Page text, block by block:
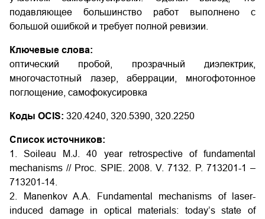
подавляющее большинство работ выполнено с
большой ошибкой и требует полной ревизии.
Ключевые слова:
оптический пробой, прозрачный диэлектрик,
многочастотный лазер, аберрации, многофотонное
поглощение, самофокусировка
Коды OCIS: 320.4240, 320.5390, 320.2250
Список источников:
1. Soileau M.J. 40 year retrospective of fundamental
mechanisms // Proc. SPIE. 2008. V. 7132. P. 713201-1 –
713201-14.
2. Manenkov A.A. Fundamental mechanisms of laser-
induced damage in optical materials: today’s state of